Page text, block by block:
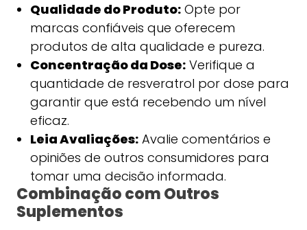
Qualidade do Produto:Opte por
marcas confiáveis que oferecem
produtos de alta qualidade e pureza.
Concentração da Dose:Verifique a
quantidade de resveratrol por dose para
garantir que está recebendo um nível
eficaz.
Leia Avaliações:Avalie comentários e
opiniões de outros consumidores para
tomar uma decisão informada.
Combinação com Outros
Suplementos